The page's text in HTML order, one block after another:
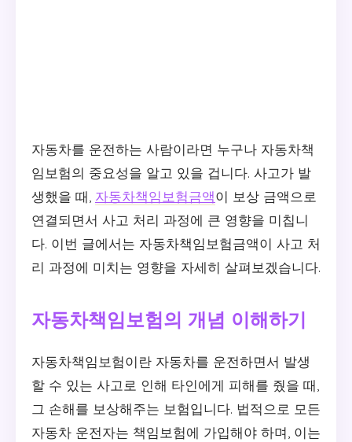
자동차를 운전하는 사람이라면 누구나 자동차책
임보험의 중요성을 알고 있을 겁니다. 사고가 발
생했을 때, 자동차책임보험금액이 보상 금액으로
연결되면서 사고 처리 과정에 큰 영향을 미칩니
다. 이번 글에서는 자동차책임보험금액이 사고 처
리 과정에 미치는 영향을 자세히 살펴보겠습니다.
자동차책임보험의 개념 이해하기
자동차책임보험이란 자동차를 운전하면서 발생
할 수 있는 사고로 인해 타인에게 피해를 줬을 때,
그 손해를 보상해주는 보험입니다. 법적으로 모든
자동차 운전자는 책임보험에 가입해야 하며, 이는